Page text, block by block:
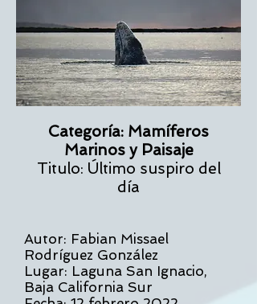
Categoría: Mamíferos
Marinos y Paisaje
Titulo: Último suspiro del
día
Autor: Fabian Missael
Rodríguez González
Lugar: Laguna San Ignacio,
Baja California Sur